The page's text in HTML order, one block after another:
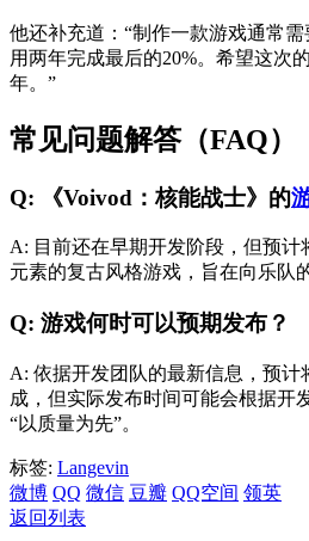
他还补充道：“制作一款游戏通常
用两年完成最后的20%。希望这次
年。”
常见问题解答（FAQ）
Q: 《Voivod：核能战士》的
A: 目前还在早期开发阶段，但预计
元素的复古风格游戏，旨在向乐队
Q: 游戏何时可以预期发布？
A: 依据开发团队的最新信息，预计
成，但实际发布时间可能会根据开
“以质量为先”。
标签: Langevin
微博 QQ 微信 豆瓣 QQ空间 领英
返回列表